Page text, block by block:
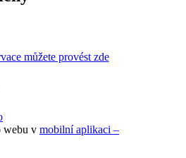
můžete provést zde
webu v mobilní aplikaci –